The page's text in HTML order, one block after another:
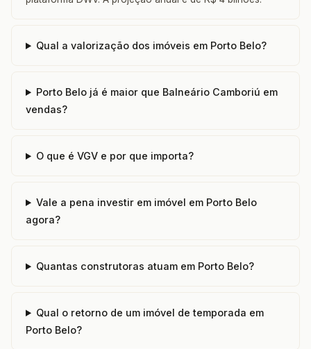
Qual a valorização dos imóveis em Porto Belo?
Porto Belo já é maior que Balneário Camboriú em
vendas?
O que é VGV e por que importa?
Vale a pena investir em imóvel em Porto Belo
agora?
Quantas construtoras atuam em Porto Belo?
Qual o retorno de um imóvel de temporada em
Porto Belo?